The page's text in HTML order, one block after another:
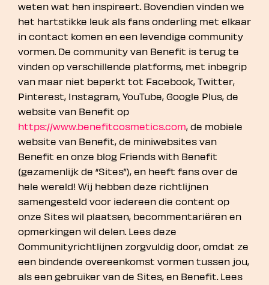
weten wat hen inspireert. Bovendien vinden we
het hartstikke leuk als fans onderling met elkaar
in contact komen en een levendige community
vormen. De community van Benefit is terug te
vinden op verschillende platforms, met inbegrip
van maar niet beperkt tot Facebook, Twitter,
Pinterest, Instagram, YouTube, Google Plus, de
website van Benefit op
https://www.benefitcosmetics.com, de mobiele
website van Benefit, de miniwebsites van
Benefit en onze blog Friends with Benefit
(gezamenlijk de “Sites”), en heeft fans over de
hele wereld! Wij hebben deze richtlijnen
samengesteld voor iedereen die content op
onze Sites wil plaatsen, becommentariëren en
opmerkingen wil delen. Lees deze
Communityrichtlijnen zorgvuldig door, omdat ze
een bindende overeenkomst vormen tussen jou,
als een gebruiker van de Sites, en Benefit. Lees